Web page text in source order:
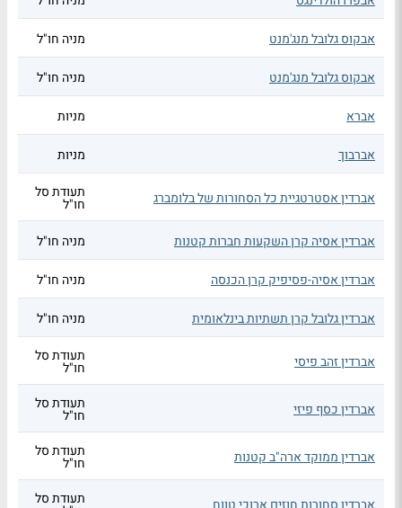
אבקוס גלובל מנג'מנט מניה חו"ל
אבקוס גלובל מנג'מנט מניה חו"ל
אברא מניות
אברבוך מניות
אברדין אסטרטגיית כל הסחורות של בלומברג תעודת סל
חו"ל
אברדין אסיה קרן השקעות חברות קטנות
מניה חו"ל
אברדין אסיה-פסיפיק קרן הכנסה מניה חו"ל
אברדין גלובל קרן תשתיות בינלאומית מניה חו"ל
אברדין זהב פיסי תעודת סל
חו"ל
אברדין כסף פיזי תעודת סל
חו"ל
אברדין ממוקד ארה"ב קטנות תעודת סל
חו"ל
תעודת סל